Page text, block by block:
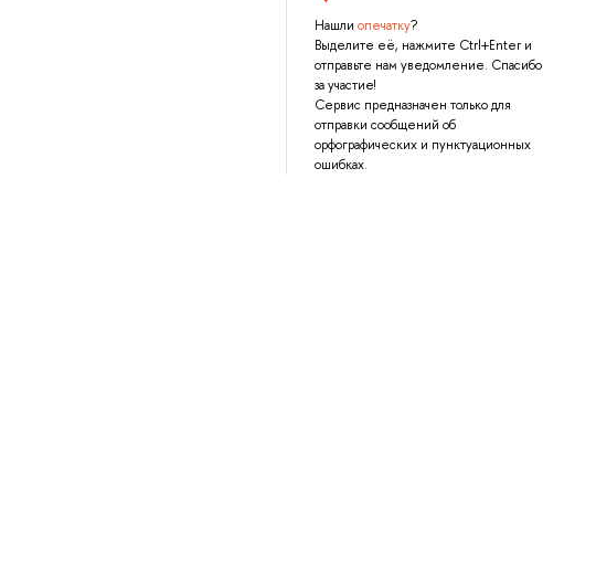
Нашли опечатку?
Выделите её, нажмите Ctrl+Enter и
отправьте нам уведомление. Спасибо
за участие!
Сервис предназначен только для
отправки сообщений об
орфографических и пунктуационных
ошибках.